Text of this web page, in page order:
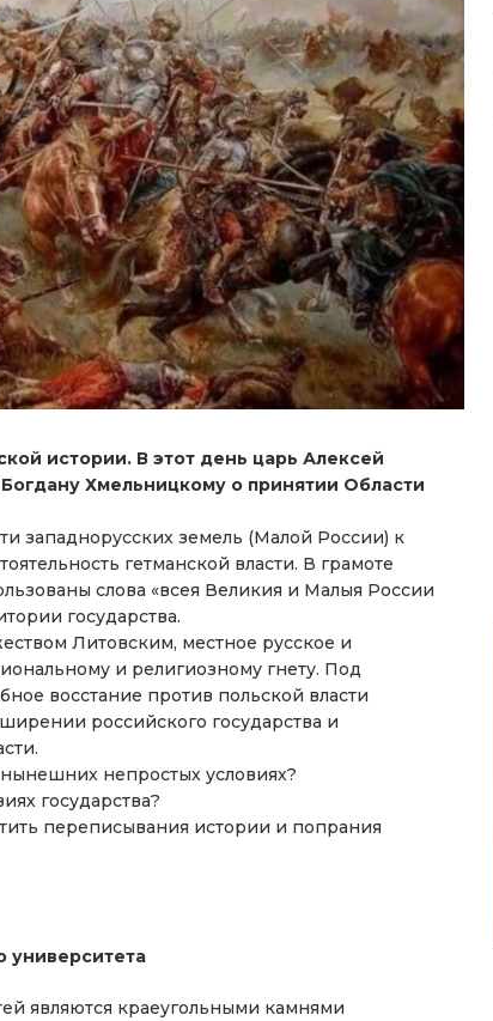
истории. В этот день царь Алексей
Хмельницкому о принятии Области
западнорусских земель (Малой России) к
гетманской власти. В грамоте
слова «всея Великия и Малыя России
государства.
Литовским, местное русское и
и религиозному гнету. Под
восстание против польской власти
российского государства и
непростых условиях?
государства?
переписывания истории и попрания
университета
являются краеугольными камнями